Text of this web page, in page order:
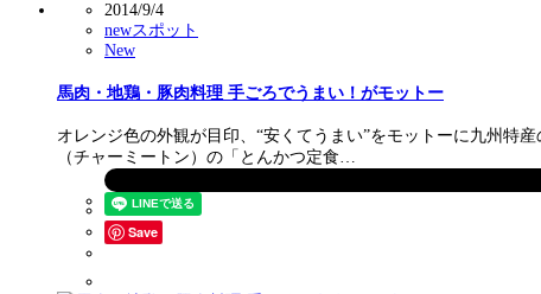
2014/9/4
newスポット
New
馬肉・地鶏・豚肉料理 手ごろでうまい！がモットー
オレンジ色の外観が目印、“安くてうまい”をモットーに九州特
（チャーミートン）の「とんかつ定食…
Save